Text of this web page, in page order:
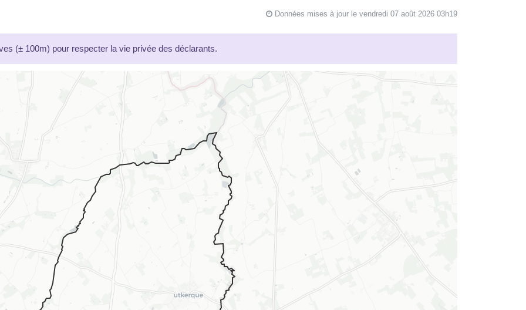
Données mises à jour le vendredi 07 août 2026 03h19
(± 100m) pour respecter la vie privée des déclarants.